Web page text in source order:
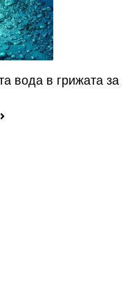
вода в грижата за